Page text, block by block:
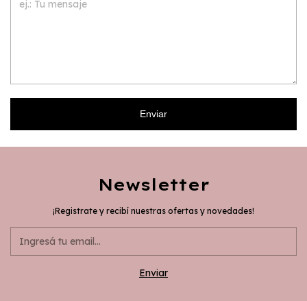
Enviar
Newsletter
¡Registrate y recibí nuestras ofertas y novedades!